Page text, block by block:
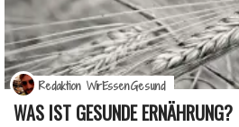
WAS IST GESUNDE ERNÄHRUNG?
Redaktion WirEssenGesund